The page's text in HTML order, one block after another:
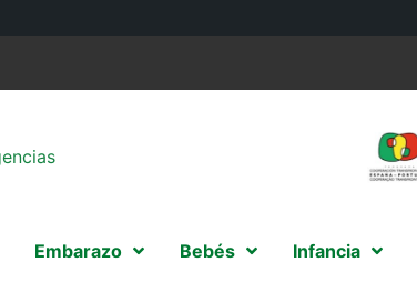
Embarazo Bebés Infancia